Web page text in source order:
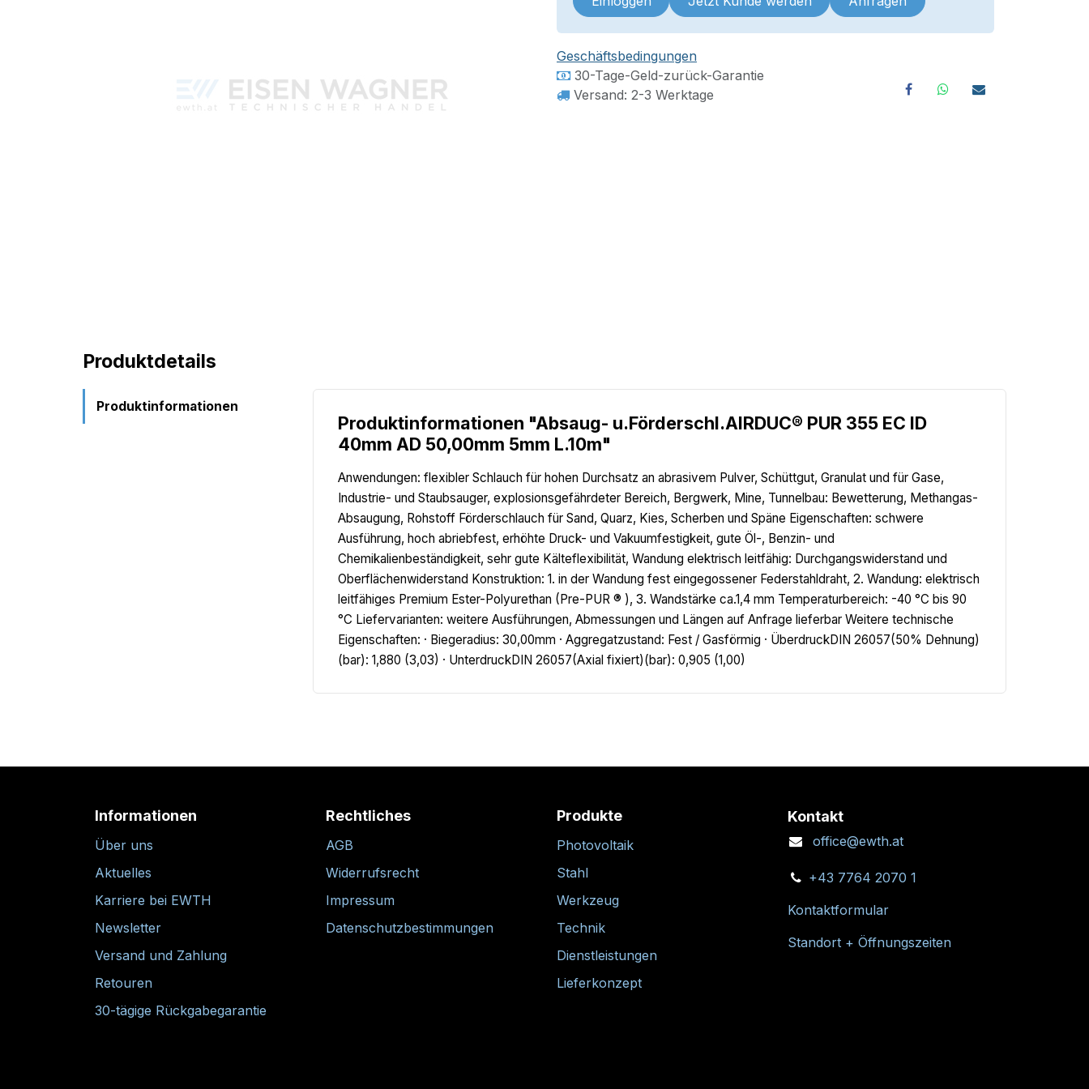
Geschäftsbedingungen
30-Tage-Geld-zurück-Garantie
Versand: 2-3 Werktage
Produktdetails
Produktinformationen
Produktinformationen "Absaug- u.Förderschl.AIRDUC® PUR 355 EC ID
40mm AD 50,00mm 5mm L.10m"
Anwendungen: flexibler Schlauch für hohen Durchsatz an abrasivem Pulver, Schüttgut, Granulat und für Gase,
Industrie- und Staubsauger, explosionsgefährdeter Bereich, Bergwerk, Mine, Tunnelbau: Bewetterung, Methangas-
Absaugung, Rohstoff Förderschlauch für Sand, Quarz, Kies, Scherben und Späne Eigenschaften: schwere
Ausführung, hoch abriebfest, erhöhte Druck- und Vakuumfestigkeit, gute Öl-, Benzin- und
Chemikalienbeständigkeit, sehr gute Kälteflexibilität, Wandung elektrisch leitfähig: Durchgangswiderstand und
Oberflächenwiderstand Konstruktion: 1. in der Wandung fest eingegossener Federstahldraht, 2. Wandung: elektrisch
leitfähiges Premium Ester-Polyurethan (Pre-PUR ® ), 3. Wandstärke ca.1,4 mm Temperaturbereich: -40 °C bis 90
°C Liefervarianten: weitere Ausführungen, Abmessungen und Längen auf Anfrage lieferbar Weitere technische
Eigenschaften: · Biegeradius: 30,00mm · Aggregatzustand: Fest / Gasförmig · ÜberdruckDIN 26057(50% Dehnung)
(bar): 1,880 (3,03) · UnterdruckDIN 26057(Axial fixiert)(bar): 0,905 (1,00)
Informationen
Über uns
Aktuelles
Karriere bei EWTH
Newsletter
Versand und Zahlung
Retouren
30-tägige Rückgabegarantie
Rechtliches
AGB
Widerrufsrecht
Impressum
Datenschutzbestimmungen
Produkte
Photovoltaik
Stahl
Werkzeug
Technik
Dienstleistungen
Lieferkonzept
Kontakt
office@ewth.at
+43 7764 2070 1
Kontaktformular
Standort + Öffnungszeiten